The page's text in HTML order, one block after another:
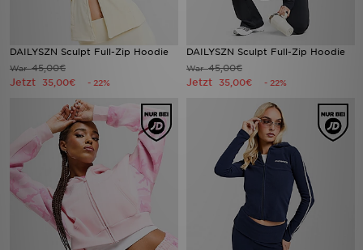
DAILYSZN Sculpt Full-Zip Hoodie
War45,00€
Jetzt 35,00€ - 22%
DAILYSZN Sculpt Full-Zip Hoodie
War45,00€
Jetzt 35,00€ - 22%